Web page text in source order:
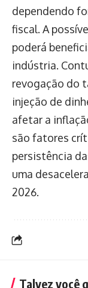
dependendo
fiscal. A
poderá
indústria.
revogação do
injeção de
afetar a
são fatores
persistência
uma
2026.
Talvez você